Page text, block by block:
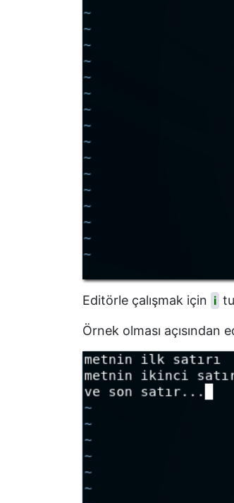
Editörle çalışmak için i
Örnek olması açısından